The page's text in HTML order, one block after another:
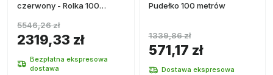
czerwony - Rolka 100
2319,33 zł
5546,26 zł
Bezpłatna ekspresowa
dostawa
Pudełko 100 metrów
571,17 zł
1339,86 zł
Dostawa ekspresowa